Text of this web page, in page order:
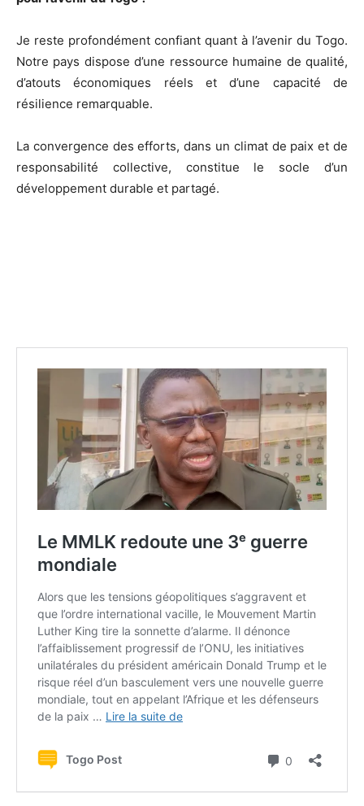
Je reste profondément confiant quant à l’avenir du Togo.
Notre pays dispose d’une ressource humaine de qualité,
d’atouts économiques réels et d’une capacité de
résilience remarquable.
La convergence des efforts, dans un climat de paix et de
responsabilité collective, constitue le socle d’un
développement durable et partagé.